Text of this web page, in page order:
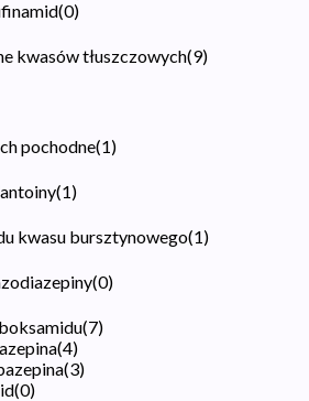
(0)
kwasów tłuszczowych(9)
pochodne(1)
(1)
kwasu bursztynowego(1)
(0)
(7)
(4)
(3)
(0)